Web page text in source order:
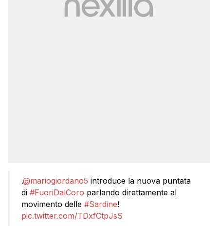
.@mariogiordano5 introduce la nuova puntata
di #FuoriDalCoro parlando direttamente al
movimento delle #Sardine!
pic.twitter.com/TDxfCtpJsS